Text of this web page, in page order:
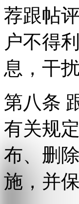
荐跟帖
户不得
息，干
第八条
有关规
布、删
施，并